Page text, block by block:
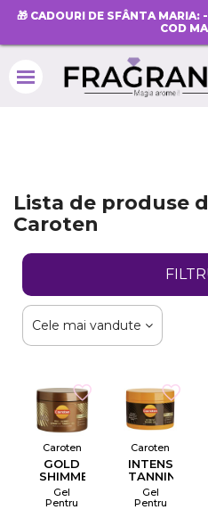
🎁 CADOURI DE SFÂNTA MARIA:
COD
Lista de produse
Caroten
Cele mai vandute
Caroten
GOLD
SHIMMER
TANNING
GEL
Gel
Pentru
Caroten
INTENSIVE
TANNING
GEL
Gel
Pentru